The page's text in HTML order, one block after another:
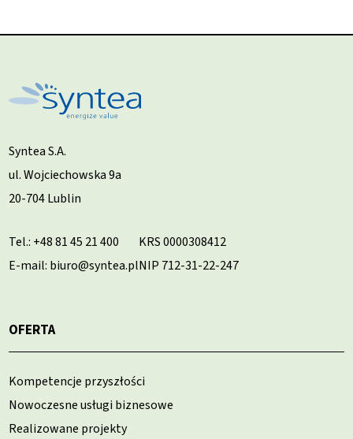
Syntea S.A.
ul. Wojciechowska 9a
20-704 Lublin
Tel.: +48 81 45 21 400
E-mail: biuro@syntea.pl
KRS 0000308412
NIP 712-31-22-247
OFERTA
Kompetencje przyszłości
Nowoczesne usługi biznesowe
Realizowane projekty